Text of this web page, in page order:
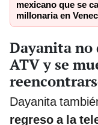
mexicano que se
millonaria en
Dayanita no
ATV y se
Dayanita
regreso a la